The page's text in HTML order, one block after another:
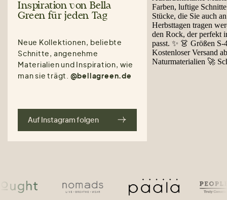
Inspiration von Bella
Green für jeden Tag
Neue Kollektionen, beliebte
Schnitte, angenehme
Materialien und Inspiration, wie
man sie trägt. @bellagreen.de
Auf Instagram folgen